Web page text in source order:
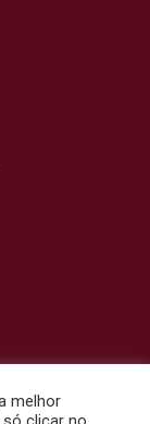
melhor